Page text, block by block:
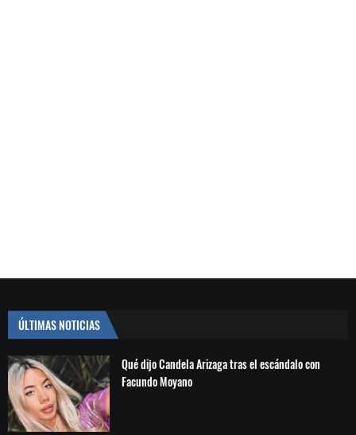
ÚLTIMAS NOTICIAS
Qué dijo Candela Arizaga tras el escándalo con
Facundo Moyano